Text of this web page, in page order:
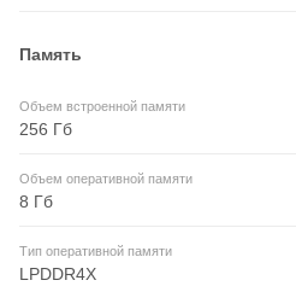
Память
Объем встроенной памяти
256 Гб
Объем оперативной памяти
8 Гб
Тип оперативной памяти
LPDDR4X